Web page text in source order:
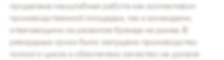
проделана масштабная работа как коллективом
производственной площадки, так и командами,
отвечающими за развитие бренда на рынке. В
рекордные сроки было запущено производство
полного цикла и обеспечено качество на уровне